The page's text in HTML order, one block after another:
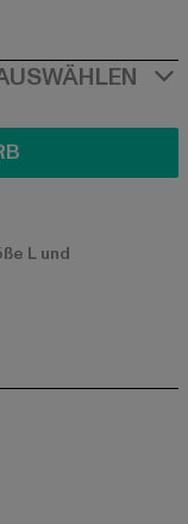
L und